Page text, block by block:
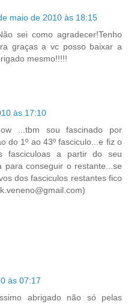
maio de 2010 às 18:15
sei como agradecer!Tenho
graças a vc posso baixar a
mesmo!!!!!
às 17:10
...tbm sou fascinado por
do 1º ao 43º fasciculo...e fiz o
fasciculoas a partir do seu
para conseguir o restante...se
dos fasciculos restantes fico
às 07:17
abrigado não só pelas